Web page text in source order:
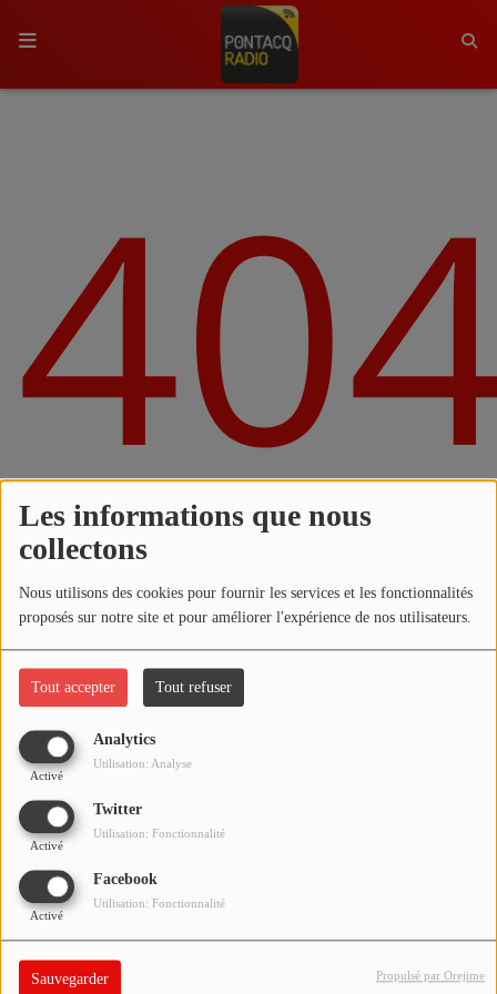
Les informations que nous
collectons
Nous utilisons des cookies pour fournir les services et les fonctionnalités
proposés sur notre site et pour améliorer l'expérience de nos utilisateurs.
Tout accepter Tout refuser
Analytics
Activé
Utilisation: Analyse
Twitter
Activé
Utilisation: Fonctionnalité
Facebook
Activé
Utilisation: Fonctionnalité
Sauvegarder Propulsé par Orejime
GRILLE DES PROGRAMMES
C'ÉTAIT QUOI CE TITRE ?
NOS PROGRAMMES COURTS
ARCHIVES - SAISONS PASSÉES
VOS ÉMISSIONS EN IMAGES
ANNONCEURS & ESPACE PRO
VOTRE PUBLICITÉ SUR PONTACQ RADIO
LOCATION DE STUDIOS
ÉDUCATION AUX MÉDIAS ET À
L'INFORMATION
EN QUOI ÇA CONSISTE ?
ÉCOUTEZ LES PRODUCTIONS
Oups, vous avez
rencontré une erreur.
Il semble que la page que vous recherchez n’existe plus.